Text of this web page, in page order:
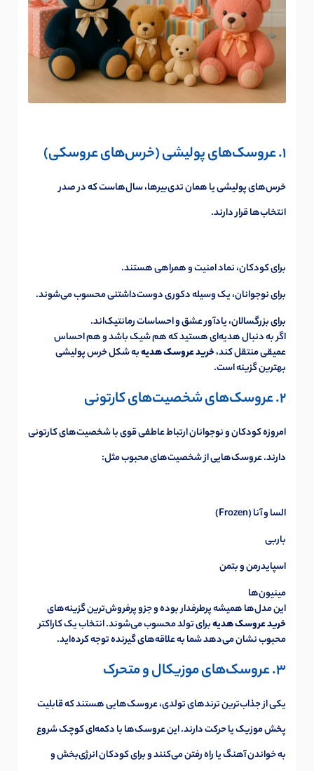
1. عروسک‌های پولیشی (خرس‌های عروسکی)
خرس‌های پولیشی یا همان تدی‌بیرها، سال‌هاست که در صدر
انتخاب‌ها قرار دارند.
برای کودکان، نماد امنیت و همراهی هستند.
برای نوجوانان، یک وسیله دکوری دوست‌داشتنی محسوب می‌شوند.
برای بزرگسالان، یادآور عشق و احساسات رمانتیک‌اند.
اگر به دنبال هدیه‌ای هستید که هم شیک باشد و هم احساس
عمیقی منتقل کند،خرید عروسک هدیهبه شکل خرس پولیشی
بهترین گزینه است.
2. عروسک‌های شخصیت‌های کارتونی
امروزه کودکان و نوجوانان ارتباط عاطفی قوی با شخصیت‌های کارتونی
دارند. عروسک‌هایی از شخصیت‌های محبوب مثل:
السا و آنا (Frozen)
باربی
اسپایدرمن و بتمن
مینیون‌ها
این مدل‌ها همیشه پرطرفدار بوده و جزو پرفروش‌ترین گزینه‌های
خرید عروسک هدیهبرای تولد محسوب می‌شوند. انتخاب یک کاراکتر
محبوب نشان می‌دهد شما به علاقه‌های گیرنده توجه کرده‌اید.
3. عروسک‌های موزیکال و متحرک
یکی از جذاب‌ترین ترندهای تولدی، عروسک‌هایی هستند که قابلیت
پخش موزیک یا حرکت دارند. این عروسک‌ها با دکمه‌ای کوچک شروع
به خواندن آهنگ یا راه رفتن می‌کنند و برای کودکان انرژی‌بخش و